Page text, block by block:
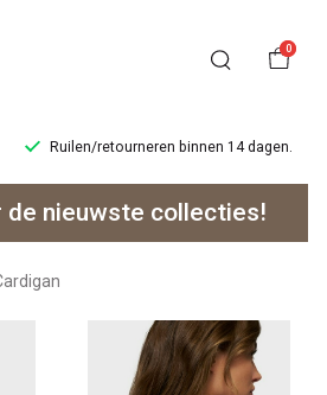
0
retourneren binnen 14 dagen.
de nieuwste collecties!